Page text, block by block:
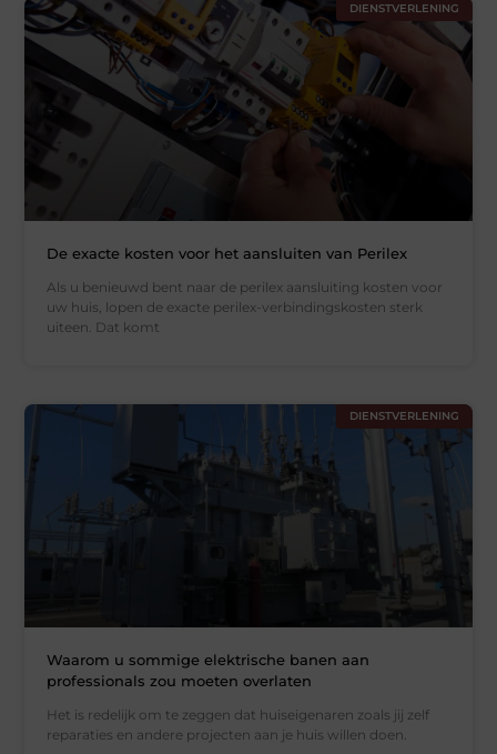
DIENSTVERLENING
De exacte kosten voor het aansluiten van Perilex
Als u benieuwd bent naar de perilex aansluiting kosten voor
uw huis, lopen de exacte perilex-verbindingskosten sterk
uiteen. Dat komt
DIENSTVERLENING
Waarom u sommige elektrische banen aan
professionals zou moeten overlaten
Het is redelijk om te zeggen dat huiseigenaren zoals jij zelf
reparaties en andere projecten aan je huis willen doen.